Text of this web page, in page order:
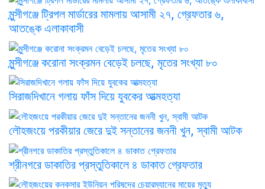
মুন্সীগঞ্জে ট্রিপল মার্ডারের মামলায় আসামী ২৭, গ্রেফতার ৬,
আতঙ্কে এলাকাবাসী
মুন্সীগঞ্জে করোনা সংক্রমন বেড়েই চলছে, মৃতের সংখ্যা ৮০
সিরাজদিখানে গলায় ফাঁস দিয়ে যুবকের আত্মহত্যা
লৌহজংয়ে পরকীয়ার জেরে দুই সন্তানের জননী খুন, স্বামী আটক
শ্রীনগরে ডাকাতির প্রস্তুতিকালে ৪ ডাকাত গ্রেফতার